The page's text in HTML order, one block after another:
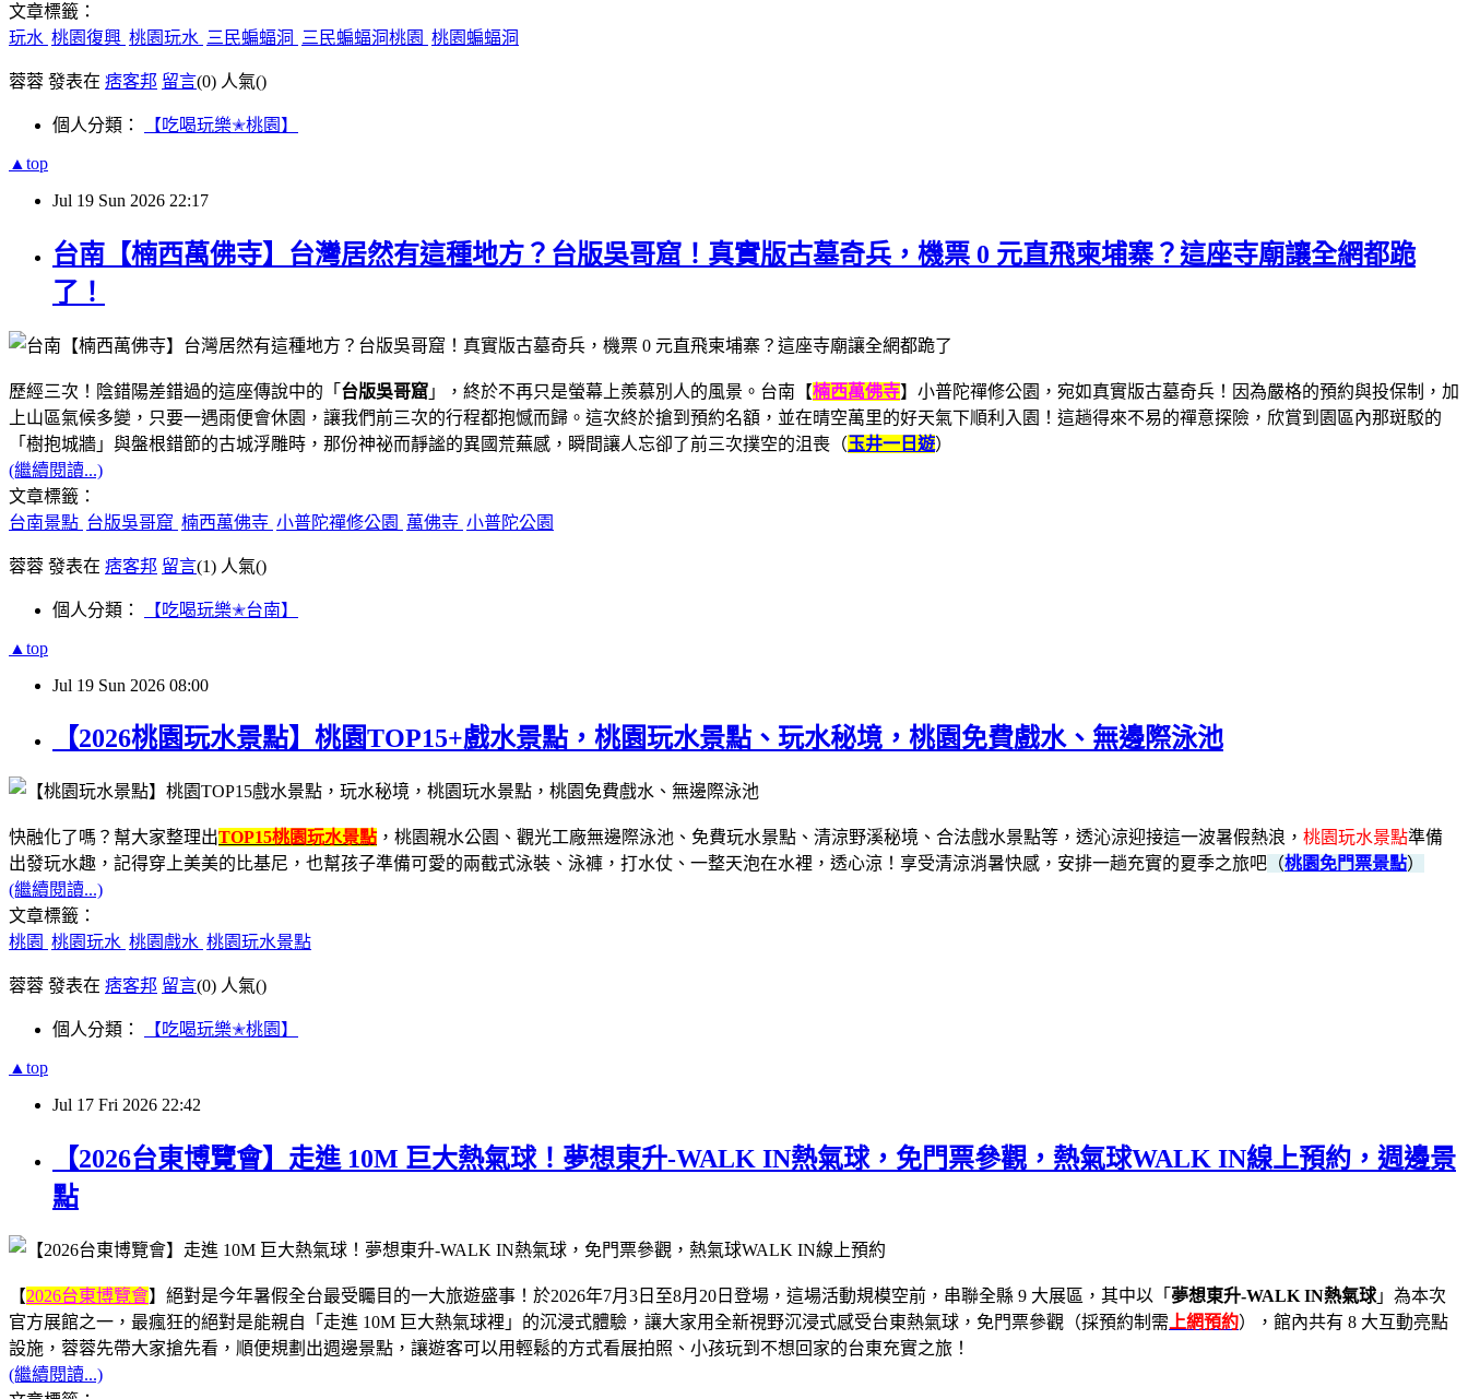
文章標籤：
玩水 桃園復興 桃園玩水 三民蝙蝠洞 三民蝙蝠洞桃園 桃園蝙蝠洞
蓉蓉 發表在 痞客邦 留言(0) 人氣()
個人分類： 【吃喝玩樂✭桃園】
▲top
Jul 19 Sun 2026 22:17
台南【楠西萬佛寺】台灣居然有這種地方？台版吳哥窟！真實版古墓奇兵，機票 0 元直飛柬埔寨？這座寺廟讓全網都跪
了！
歷經三次！陰錯陽差錯過的這座傳說中的「 台版吳哥窟 」，終於不再只是螢幕上羨慕別人的風景。台南【楠西萬佛寺】小普陀禪修公園，宛如真實版古墓奇兵！因為嚴格的預約與投保制，加
上山區氣候多變，只要一遇雨便會休園，讓我們前三次的行程都抱憾而歸。這次終於搶到預約名額，並在晴空萬里的好天氣下順利入園！這趟得來不易的禪意探險，欣賞到園區內那斑駁的
「樹抱城牆」與盤根錯節的古城浮雕時，那份神祕而靜謐的異國荒蕪感，瞬間讓人忘卻了前三次撲空的沮喪（玉井一日遊）
(繼續閱讀...)
文章標籤：
台南景點 台版吳哥窟 楠西萬佛寺 小普陀禪修公園 萬佛寺 小普陀公園
蓉蓉 發表在 痞客邦 留言(1) 人氣()
個人分類： 【吃喝玩樂✭台南】
▲top
Jul 19 Sun 2026 08:00
【2026桃園玩水景點】桃園TOP15+戲水景點，桃園玩水景點、玩水秘境，桃園免費戲水、無邊際泳池
快融化了嗎？ 幫大家整理出TOP15桃園玩水景點 ， 桃園親水公園、觀光工廠無邊際泳池、免費玩水景點、清涼野溪秘境、合法戲水景點等， 透沁涼迎接這一波暑假熱浪， 桃園玩水景點準備
出發玩水趣， 記得穿上美美的比基尼， 也幫孩子準備可愛的兩截式泳裝、泳褲， 打水仗、一整天泡在水裡，透心涼！享受清涼消暑快感，安排一趟充實的夏季之旅吧 （桃園免門票景點）
(繼續閱讀...)
文章標籤：
桃園 桃園玩水 桃園戲水 桃園玩水景點
蓉蓉 發表在 痞客邦 留言(0) 人氣()
個人分類： 【吃喝玩樂✭桃園】
▲top
Jul 17 Fri 2026 22:42
【2026台東博覽會】走進 10M 巨大熱氣球！夢想東升-WALK IN熱氣球，免門票參觀，熱氣球WALK IN線上預約，週邊景
點
【2026台東博覽會】絕對是今年暑假全台最受矚目的一大旅遊盛事！於2026年7月3日至8月20日登場，這場活動規模空前，串聯全縣 9 大展區，其中以「 夢想東升-WALK IN熱氣球 」為本次
官方展館之一，最瘋狂的絕對是能親自「走進 10M 巨大熱氣球裡」的沉浸式體驗，讓大家用全新視野沉浸式感受台東熱氣球，免門票參觀（採預約制需 上網預約），館內共有 8 大互動亮點
設施，蓉蓉先帶大家搶先看，順便規劃出週邊景點，讓遊客可以用輕鬆的方式看展拍照、小孩玩到不想回家的台東充實之旅！
(繼續閱讀...)